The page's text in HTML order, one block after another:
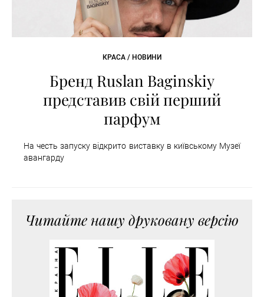
КРАСА / НОВИНИ
Бренд Ruslan Baginskiy
представив свій перший
парфум
На честь запуску відкрито виставку в київському Музеї
авангарду
Читайте нашу друковану версію